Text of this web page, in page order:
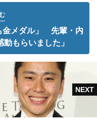
金メダル」 先輩・内
もらいました」